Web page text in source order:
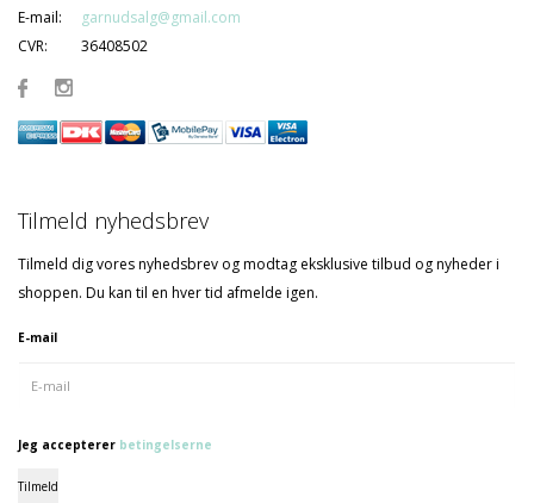
E-mail:
garnudsalg@gmail.com
CVR:
36408502
Tilmeld nyhedsbrev
Tilmeld dig vores nyhedsbrev og modtag eksklusive tilbud og nyheder i
shoppen. Du kan til en hver tid afmelde igen.
E-mail
Jeg accepterer betingelserne
Tilmeld